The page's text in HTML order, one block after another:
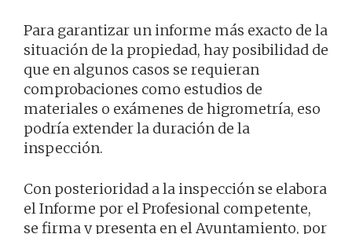
Para garantizar un informe más exacto de la
situación de la propiedad, hay posibilidad de
que en algunos casos se requieran
comprobaciones como estudios de
materiales o exámenes de higrometría, eso
podría extender la duración de la
inspección.
Con posterioridad a la inspección se elabora
el Informe por el Profesional competente,
se firma y presenta en el Ayuntamiento, por